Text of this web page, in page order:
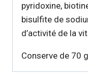
pyridoxine,
bisulfite de
d’activité de la
Conserve de 70